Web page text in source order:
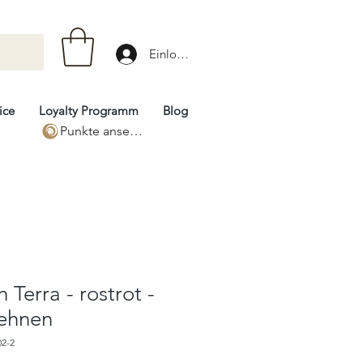
Einloggen
Loyalty Programm
Blog
Punkte ansehen
Terra - rostrot -
2